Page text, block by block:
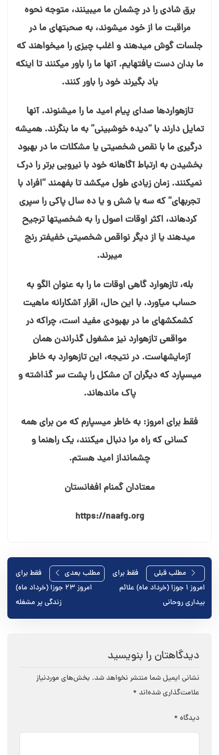
برق شادی را در چشمان ما می⁯بینند، متوجه نحوه
مراقبت ما از خود می⁯شوند، به صحبت⁯های ما در
جلسات گوش می⁯دهند و اغلب چیزی را می⁯خواهند که
ما بدان دست یافته⁯ایم. آنها ما را باور می⁯کنند تا اینکه
یاد بگیرند خود را باور کنند.
تازه⁯واردها صدای پیام امید ما را می⁯شنوند. آنها
تمایل دارند با “دیده خوش⁯بینی” به ما بنگرند. همیشه
درگیری ما با نقص شخصیتی یا مشکلات ما در بهبود
بخشیدن به ارتباط آگاهانه خود با نیرویی برتر را درک
نمی⁯کنند. زمان زیادی طول می⁯کشد تا بفهمند “افراد با
تجربه⁯ای” که سه یا شش و یا ده سال پاکی را سپری
کرده⁯اند، اکثر اوقات اصول را به شخصیت⁯⁯ها ترجیح
می⁯دهند یا از دیگر نواقص شخصیتی خفیف⁯تر رنج
می⁯برند.
بله، تازه⁯وارد گاهی اوقات ما را به عنوان الگو به
حساب می⁯آورد. با این حال، اقرار آشکارانه ماهیت
کشمکش⁯های ما در بهبودی مفید است، چراکه در
مواقعی تازه⁯وارد نیز مشغول گذراندن همان
آزمایش⁯هاست. در نتیجه، این تازه⁯وارد به خاطر
می⁯سپارد که دیگران آن مشکل را پشت سر گذاشته⁯ و
پاک مانده⁯اند.
فقط برای امروز: به خاطر می⁯سپارم که من برای همه
کسانی که راه مرا دنبال می⁯کنند، یک راهنما و
چشم⁯انداز امید هستم.
معتادان گمنام افغانستان
https://naafg.org
راهبری
نوشته
مطلب قبلی
فقط برای
امروز ۱ جوزا (خرداد ماه) علائم
بیداری روحانی
مطلب بعدی
فقط برای
امروز ۲۳ جوزا (خرداد ماه)
زندگی پر مشغله
دیدگاهتان را بنویسید
نشانی ایمیل شما منتشر نخواهد شد. بخش‌های موردنیاز
علامت‌گذاری شده‌اند *
دیدگاه *